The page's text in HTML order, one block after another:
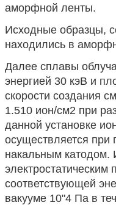
аморфной ленты.
Исходные образцы,
находились в
Далее сплавы
энергией 30 кэВ и
скорости создания
1.510 ион/см2 при
данной установке
осуществляется при
накальным катодом.
соответствующей
вакууме 10"4 Па в